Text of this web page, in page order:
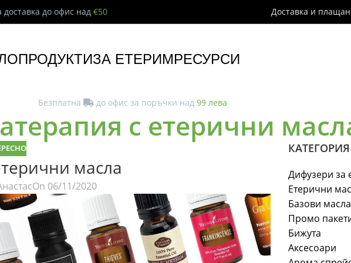
доставка до офис над€50 Доставка и
ПРОДУКТИЗА ЕТЕРИМРЕСУРСИ
Безплатна до офис за поръчки над99 лева
с етерични
масла
On 06/11/2020
Дифузери за
Етерични
Базови масла
Промо
Бижута
Аксесоари